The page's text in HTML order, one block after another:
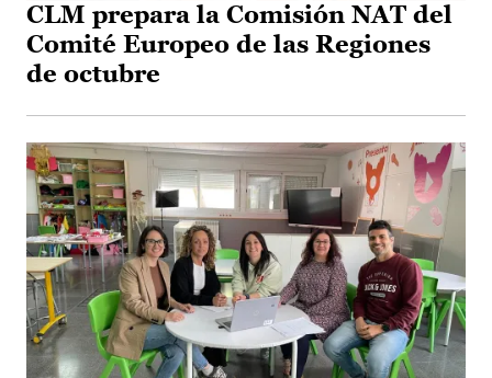
CLM prepara la Comisión NAT del
Comité Europeo de las Regiones
de octubre